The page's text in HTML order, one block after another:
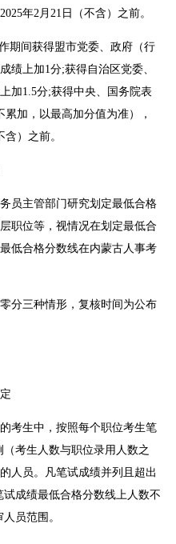
年2月21日（不含）之前。
期间获得盟市党委、政府（行
绩上加1分;获得自治区党委、
加1.5分;获得中央、国务院表
加，以最高加分值为准），
）之前。
员主管部门研究划定最低合格
职位等，视情况在划定最低合
低合格分数线在内蒙古人事考
分三种情形，复核时间为公布
考生中，按照每个职位考生笔
考生人数与职位录用人数之
人员。凡笔试成绩并列且超出
成绩最低合格分数线上人数不
员范围。